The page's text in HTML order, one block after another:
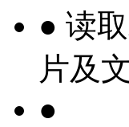
● 读
片及
●